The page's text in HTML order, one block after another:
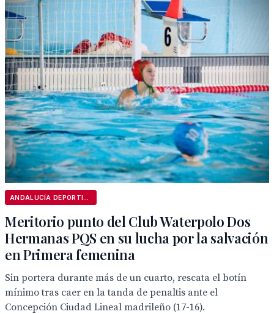
Meritorio punto del Club Waterpolo Dos
Hermanas PQS en su lucha por la salvación
en Primera femenina
Sin portera durante más de un cuarto, rescata el botín
mínimo tras caer en la tanda de penaltis ante el
Concepción Ciudad Lineal madrileño (17-16).